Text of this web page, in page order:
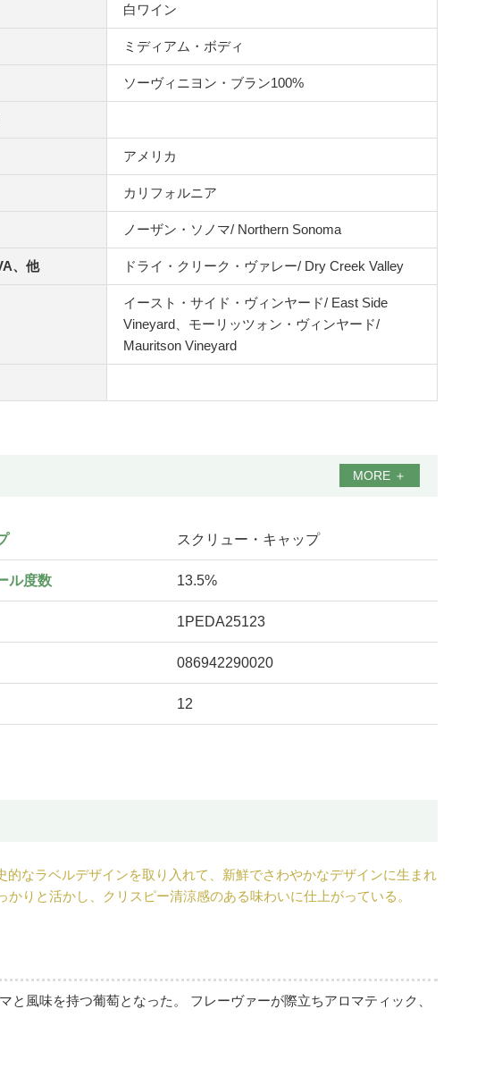
白ワイン
ミディアム・ボディ
ソーヴィニヨン・ブラン100%
アメリカ
カリフォルニア
ノーザン・ソノマ/ Northern Sonoma
、他 ドライ・クリーク・ヴァレー/ Dry Creek Valley
イースト・サイド・ヴィンヤード/ East Side
Vineyard、モーリッツォン・ヴィンヤード/
Mauritson Vineyard
MORE ＋
スクリュー・キャップ
ル度数 13.5%
1PEDA25123
086942290020
12
なラベルデザインを取り入れて、新鮮でさわやかなデザインに生まれ
りと活かし、クリスピー清涼感のある味わいに仕上がっている。
風味を持つ葡萄となった。 フレーヴァーが際立ちアロマティック、